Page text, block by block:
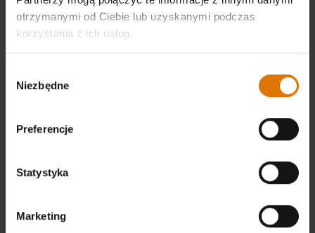
otrzymanymi od Ciebie lub uzyskanymi podczas
korzystania z ich usług.
zgody
Niezbędne
Preferencje
Statystyka
Marketing
4.7 (369)
zł 1.249,00
Powiadom mnie
4.7
Powiadom mnie